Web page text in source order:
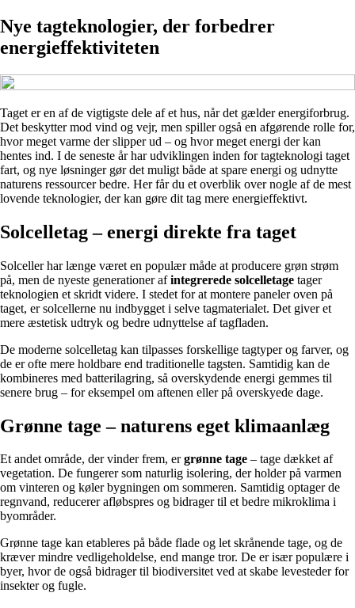
Nye tagteknologier, der forbedrer
energieffektiviteten
Taget er en af de vigtigste dele af et hus, når det gælder energiforbrug.
Det beskytter mod vind og vejr, men spiller også en afgørende rolle for,
hvor meget varme der slipper ud – og hvor meget energi der kan
hentes ind. I de seneste år har udviklingen inden for tagteknologi taget
fart, og nye løsninger gør det muligt både at spare energi og udnytte
naturens ressourcer bedre. Her får du et overblik over nogle af de mest
lovende teknologier, der kan gøre dit tag mere energieffektivt.
Solcelletag – energi direkte fra taget
Solceller har længe været en populær måde at producere grøn strøm
på, men de nyeste generationer afintegrerede solcelletage tager
teknologien et skridt videre. I stedet for at montere paneler oven på
taget, er solcellerne nu indbygget i selve tagmaterialet. Det giver et
mere æstetisk udtryk og bedre udnyttelse af tagfladen.
De moderne solcelletag kan tilpasses forskellige tagtyper og farver, og
de er ofte mere holdbare end traditionelle tagsten. Samtidig kan de
kombineres med batterilagring, så overskydende energi gemmes til
senere brug – for eksempel om aftenen eller på overskyede dage.
Grønne tage – naturens eget klimaanlæg
Et andet område, der vinder frem, ergrønne tage – tage dækket af
vegetation. De fungerer som naturlig isolering, der holder på varmen
om vinteren og køler bygningen om sommeren. Samtidig optager de
regnvand, reducerer afløbspres og bidrager til et bedre mikroklima i
byområder.
Grønne tage kan etableres på både flade og let skrånende tage, og de
kræver mindre vedligeholdelse, end mange tror. De er især populære i
byer, hvor de også bidrager til biodiversitet ved at skabe levesteder for
insekter og fugle.